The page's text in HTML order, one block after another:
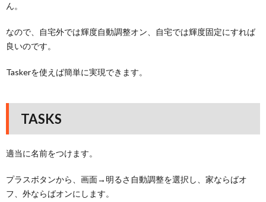
ん。
なので、自宅外では輝度自動調整オン、自宅では輝度固定にすれば
良いのです。
Taskerを使えば簡単に実現できます。
TASKS
適当に名前をつけます。
プラスボタンから、画面→明るさ自動調整を選択し、家ならばオ
フ、外ならばオンにします。